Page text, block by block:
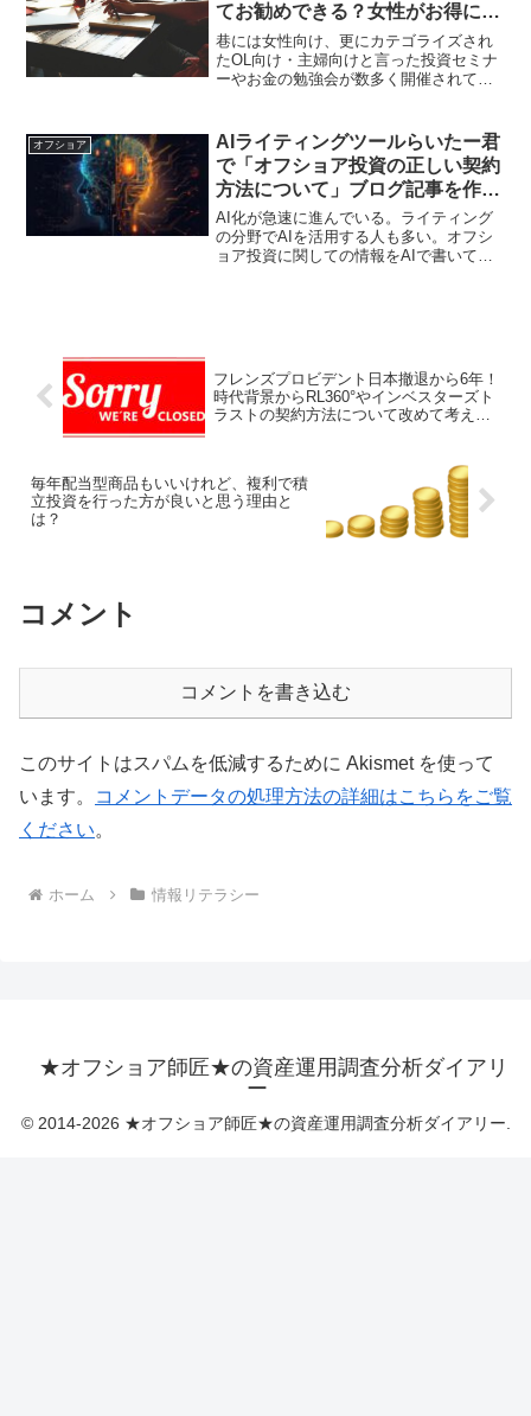
てお勧めできる？女性がお得にな
る金融商品って何がある？
巷には女性向け、更にカテゴライズされ
たOL向け・主婦向けと言った投資セミナ
ーやお金の勉強会が数多く開催されてい
女間の差よりも海外との金融格差を感じ
るべきであるはずだ。
オフショア
AIライティングツールらいたー君
で「オフショア投資の正しい契約
方法について」ブログ記事を作成
してみた！コンテンツの結果は如
何に!?
AI化が急速に進んでいる。ライティング
の分野でAIを活用する人も多い。オフシ
ョア投資に関しての情報をAIで書いても
フレンズプロビデント日本撤退から6年！
時代背景からRL360°やインベスターズト
ラストの契約方法について改めて考えて
毎年配当型商品もいいけれど、複利で積
立投資を行った方が良いと思う理由と
は？
コメント
コメントを書き込む
このサイトはスパムを低減するために Akismet を使って
います。
コメントデータの処理方法の詳細はこちらをご覧
ください。
ホーム 情報リテラシー
★オフショア師匠★の資産運用調査分析ダイアリ
ー
© 2014-2026 ★オフショア師匠★の資産運用調査分析ダイアリー.